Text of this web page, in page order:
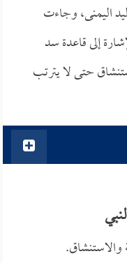
اليمنى، وجاءت
إلى قاعدة سد
حتى لا يترتب
والاستنشاق.